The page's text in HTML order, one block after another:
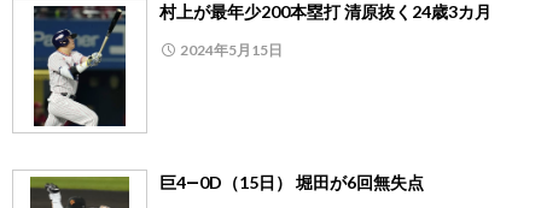
村上が最年少200本塁打 清原抜く24歳3カ月
2024年5月15日
巨4―0D（15日） 堀田が6回無失点